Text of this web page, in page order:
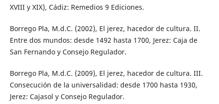
XVIII y XIX), Cádiz: Remedios 9 Ediciones.
Borrego Pla, M.d.C. (2002), El jerez, hacedor de cultura. II.
Entre dos mundos: desde 1492 hasta 1700, Jerez: Caja de
San Fernando y Consejo Regulador.
Borrego Pla, M.d.C. (2009), El jerez, hacedor de cultura. III.
Consecución de la universalidad: desde 1700 hasta 1930,
Jerez: Cajasol y Consejo Regulador.